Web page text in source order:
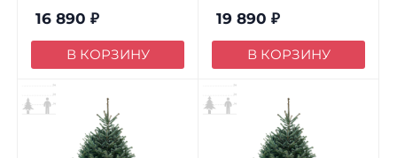
16 890 ₽
В КОРЗИНУ
19 890 ₽
В КОРЗИНУ